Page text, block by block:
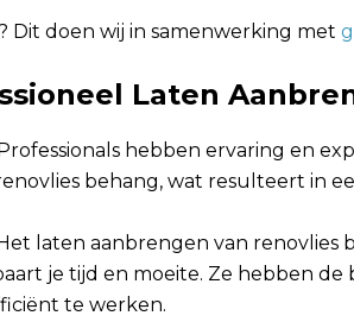
Dit doen wij in samenwerking met
Laten
hebben ervaring en
behang, wat resulteert in
laten aanbrengen van renovlies
je tijd en moeite. Ze hebben de
te werken.